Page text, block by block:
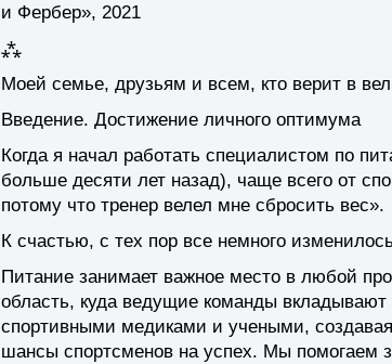
и Фербер», 2021
⁂
Моей семье, друзьям и всем, кто верит в
Введение. Достижение личного оптимума
Когда я начал работать специалистом по
больше десяти лет назад), чаще всего от
потому что тренер велел мне сбросить вес».
К счастью, с тех пор все немного
Питание занимает важное место в любой
область, куда ведущие команды
спортивными медиками и учеными,
шансы спортсменов на успех. Мы помогаем